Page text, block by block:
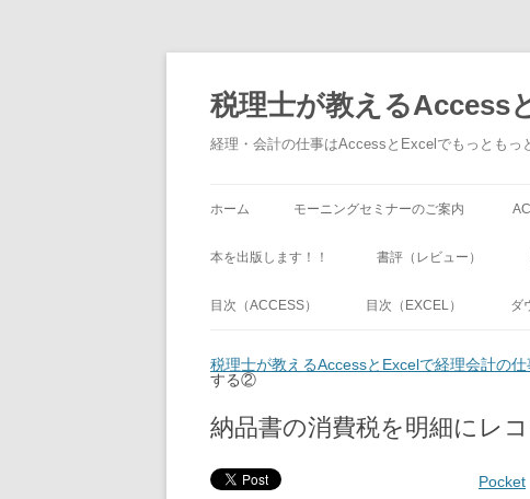
税理士が教えるAccess
経理・会計の仕事はAccessとExcelでもっともっ
ホーム モーニングセミナーのご案内
本を出版します！！ 書評（レビュー）
目次（ACCESS） 目次（EXCEL） ダ
税理士が教えるAccessとExcelで経理会計の
する②
納品書の消費税を明細にレ
Pocket